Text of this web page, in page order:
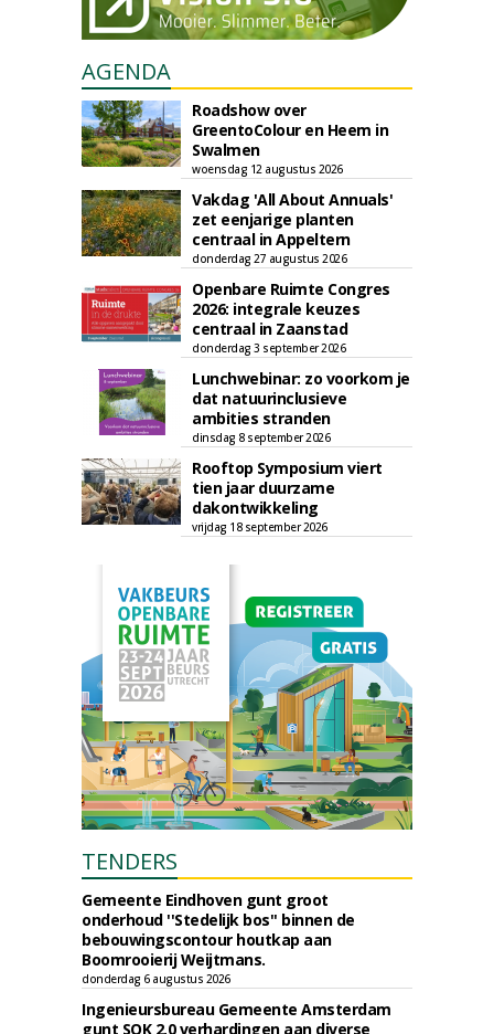
AGENDA
Roadshow over
GreentoColour en Heem in
Swalmen
woensdag 12 augustus 2026
Vakdag 'All About Annuals'
zet eenjarige planten
centraal in Appeltern
donderdag 27 augustus 2026
Openbare Ruimte Congres
2026: integrale keuzes
centraal in Zaanstad
donderdag 3 september 2026
Lunchwebinar: zo voorkom je
dat natuurinclusieve
ambities stranden
dinsdag 8 september 2026
Rooftop Symposium viert
tien jaar duurzame
dakontwikkeling
vrijdag 18 september 2026
TENDERS
Gemeente Eindhoven gunt groot
onderhoud ''Stedelijk bos'' binnen de
bebouwingscontour houtkap aan
Boomrooierij Weijtmans.
donderdag 6 augustus 2026
Ingenieursbureau Gemeente Amsterdam
gunt SOK 2.0 verhardingen aan diverse